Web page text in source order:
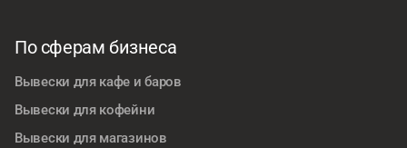
По сферам бизнеса
Вывески для кафе и баров
Вывески для кофейни
Вывески для магазинов